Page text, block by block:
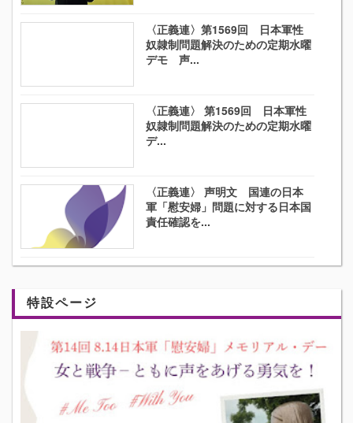
〈正義連〉第1569回 日本軍性
奴隷制問題解決のための定期水曜
デモ 声...
〈正義連〉 第1569回 日本軍性
奴隷制問題解決のための定期水曜
デ...
〈正義連〉 声明文 国連の日本
軍「慰安婦」問題に対する日本国
責任確認を...
特設ページ